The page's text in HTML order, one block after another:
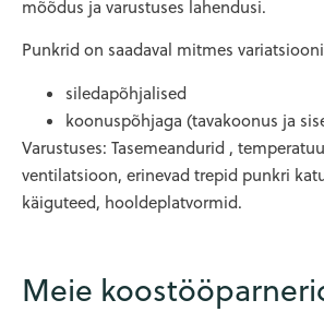
mõõdus ja varustuses lahendusi.
Punkrid on saadaval mitmes
siledapõhjalised
koonuspõhjaga (tavakoonus ja
Varustuses: Tasemeandurid ,
ventilatsioon, erinevad trepid punkri
käiguteed, hooldeplatvormid.
Meie